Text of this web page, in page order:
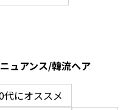
ュアンス/韓流ヘア
代にオススメ